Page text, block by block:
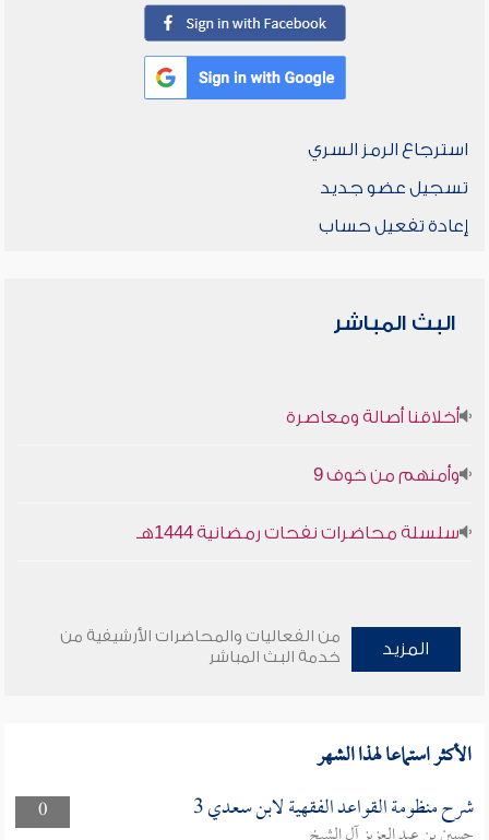
استرجاع الرمز السري
تسجيل عضو جديد
إعادة تفعيل حساب
البث المباشر
أخلاقنا أصالة ومعاصرة
وأمنهم من خوف 9
سلسلة محاضرات نفحات رمضانية 1444هـ
المزيد
من الفعاليات والمحاضرات الأرشيفية من
خدمة البث المباشر
الأكثر استماعا لهذا الشهر
0 شرح منظومة القواعد الفقهية لابن سعدي 3